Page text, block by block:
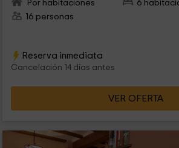
Por habitaciones
6
16 personas
Reserva inmediata
Cancelación 14 días antes
VER OFERTA